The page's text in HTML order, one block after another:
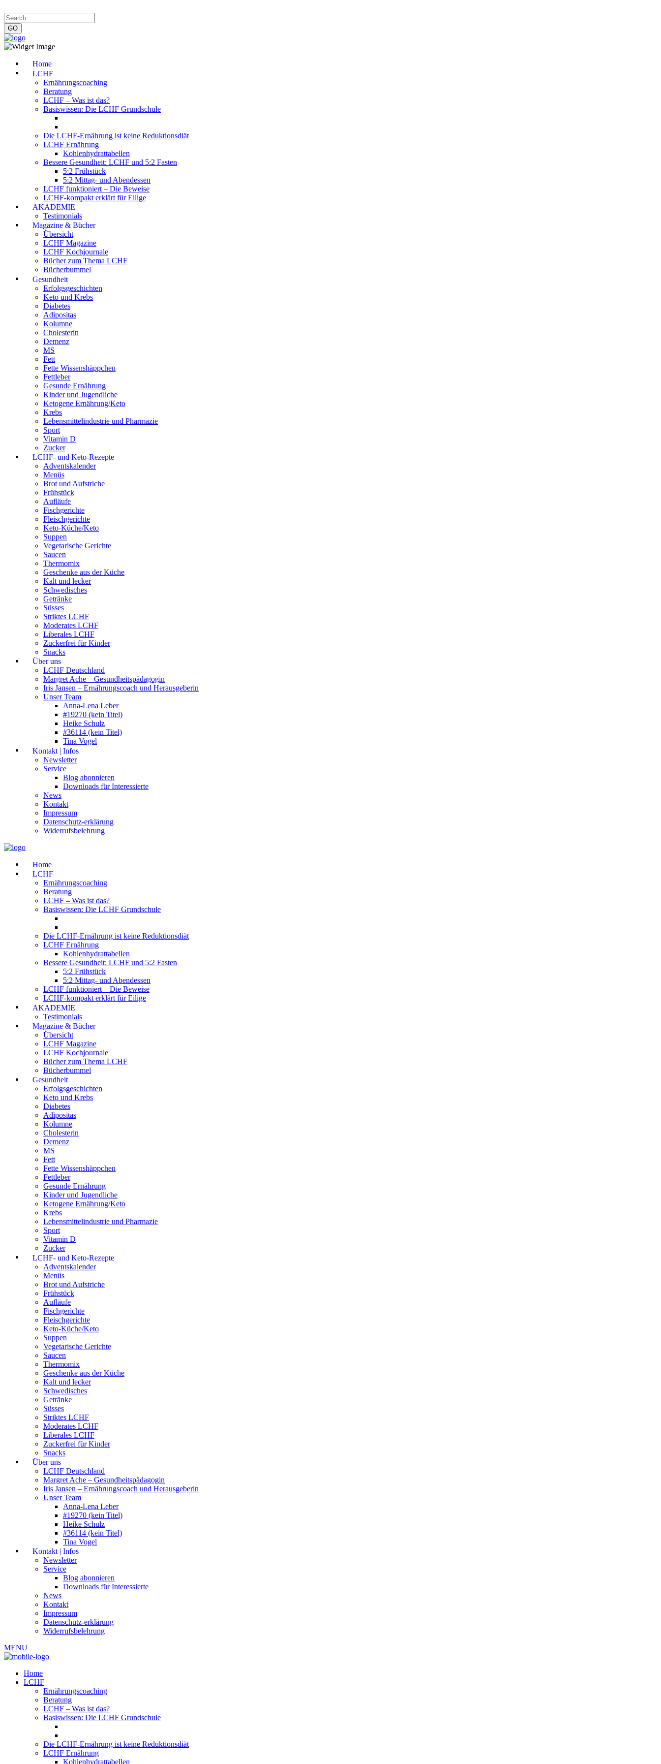
Home
LCHF
Ernährungscoaching
Beratung
LCHF – Was ist das?
Basiswissen: Die LCHF Grundschule
Die LCHF-Ernährung ist keine Reduktionsdiät
LCHF Ernährung
Kohlenhydrattabellen
Bessere Gesundheit: LCHF und 5:2 Fasten
5:2 Frühstück
5:2 Mittag- und Abendessen
LCHF funktioniert – Die Beweise
LCHF-kompakt erklärt für Eilige
AKADEMIE
Testimonials
Magazine & Bücher
Übersicht
LCHF Magazine
LCHF Kochjournale
Bücher zum Thema LCHF
Bücherbummel
Gesundheit
Erfolgsgeschichten
Keto und Krebs
Diabetes
Adipositas
Kolumne
Cholesterin
Demenz
MS
Fett
Fette Wissenshäppchen
Fettleber
Gesunde Ernährung
Kinder und Jugendliche
Ketogene Ernährung/Keto
Krebs
Lebensmittelindustrie und Pharmazie
Sport
Vitamin D
Zucker
LCHF- und Keto-Rezepte
Adventskalender
Menüs
Brot und Aufstriche
Frühstück
Aufläufe
Fischgerichte
Fleischgerichte
Keto-Küche/Keto
Suppen
Vegetarische Gerichte
Saucen
Thermomix
Geschenke aus der Küche
Kalt und lecker
Schwedisches
Getränke
Süsses
Striktes LCHF
Moderates LCHF
Liberales LCHF
Zuckerfrei für Kinder
Snacks
Über uns
LCHF Deutschland
Margret Ache – Gesundheitspädagogin
Iris Jansen – Ernährungscoach und Herausgeberin
Unser Team
Anna-Lena Leber
#19270 (kein Titel)
Heike Schulz
#36114 (kein Titel)
Tina Vogel
Kontakt | Infos
Newsletter
Service
Blog abonnieren
Downloads für Interessierte
News
Kontakt
Impressum
Datenschutz-erklärung
Widerrufsbelehrung
Home
LCHF
Ernährungscoaching
Beratung
LCHF – Was ist das?
Basiswissen: Die LCHF Grundschule
Die LCHF-Ernährung ist keine Reduktionsdiät
LCHF Ernährung
Kohlenhydrattabellen
Bessere Gesundheit: LCHF und 5:2 Fasten
5:2 Frühstück
5:2 Mittag- und Abendessen
LCHF funktioniert – Die Beweise
LCHF-kompakt erklärt für Eilige
AKADEMIE
Testimonials
Magazine & Bücher
Übersicht
LCHF Magazine
LCHF Kochjournale
Bücher zum Thema LCHF
Bücherbummel
Gesundheit
Erfolgsgeschichten
Keto und Krebs
Diabetes
Adipositas
Kolumne
Cholesterin
Demenz
MS
Fett
Fette Wissenshäppchen
Fettleber
Gesunde Ernährung
Kinder und Jugendliche
Ketogene Ernährung/Keto
Krebs
Lebensmittelindustrie und Pharmazie
Sport
Vitamin D
Zucker
LCHF- und Keto-Rezepte
Adventskalender
Menüs
Brot und Aufstriche
Frühstück
Aufläufe
Fischgerichte
Fleischgerichte
Keto-Küche/Keto
Suppen
Vegetarische Gerichte
Saucen
Thermomix
Geschenke aus der Küche
Kalt und lecker
Schwedisches
Getränke
Süsses
Striktes LCHF
Moderates LCHF
Liberales LCHF
Zuckerfrei für Kinder
Snacks
Über uns
LCHF Deutschland
Margret Ache – Gesundheitspädagogin
Iris Jansen – Ernährungscoach und Herausgeberin
Unser Team
Anna-Lena Leber
#19270 (kein Titel)
Heike Schulz
#36114 (kein Titel)
Tina Vogel
Kontakt | Infos
Newsletter
Service
Blog abonnieren
Downloads für Interessierte
News
Kontakt
Impressum
Datenschutz-erklärung
Widerrufsbelehrung
MENU
Home
LCHF
Ernährungscoaching
Beratung
LCHF – Was ist das?
Basiswissen: Die LCHF Grundschule
Die LCHF-Ernährung ist keine Reduktionsdiät
LCHF Ernährung
Kohlenhydrattabellen